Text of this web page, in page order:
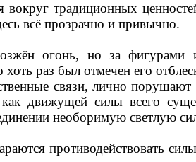
вокруг традиционных
всё прозрачно и привычно.
огонь, но за фигурами
раз был отмечен его
связи, лично порушают
движущей силы всего
необоримую светлую
противодействовать